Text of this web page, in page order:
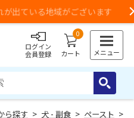
ている地域がございます
ログイン
会員登録
0
カート メニュー
ら探す > 犬 - 副食 > ペースト >